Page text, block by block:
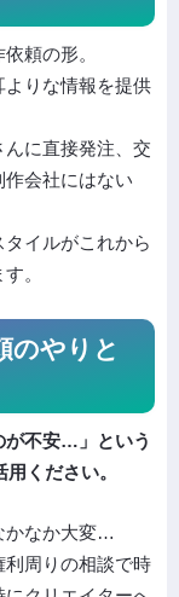
頼の形。
りな情報を提供
に直接発注、交
会社にはない
イルがこれから
。
のやりと
が不安…」という
用ください。
かなか大変…
利周りの相談で時